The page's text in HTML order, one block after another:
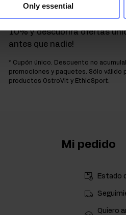
Only essential
Suscríbase al boletín de
¡recibirá un código de
10% y descubrirá ofertas
antes que nadie!
* Cupón único. Descuento no
promociones y paquetes. Sólo válido
productos OstroVit y EthicSport.
Mi pedido
Estado
Quiero